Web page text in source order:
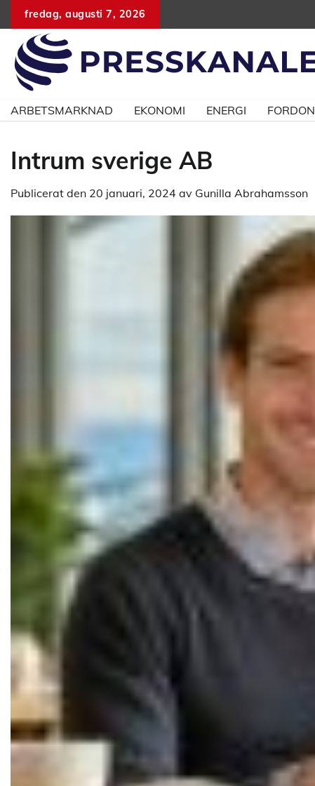
Hoppa
innehåll
fredag, augusti 7, 2026
ARBETSMARKNAD EKONOMI ENERGI FORDON
Intrum sverige AB
Publicerat den 20 januari, 2024 av Gunilla Abrahamsson